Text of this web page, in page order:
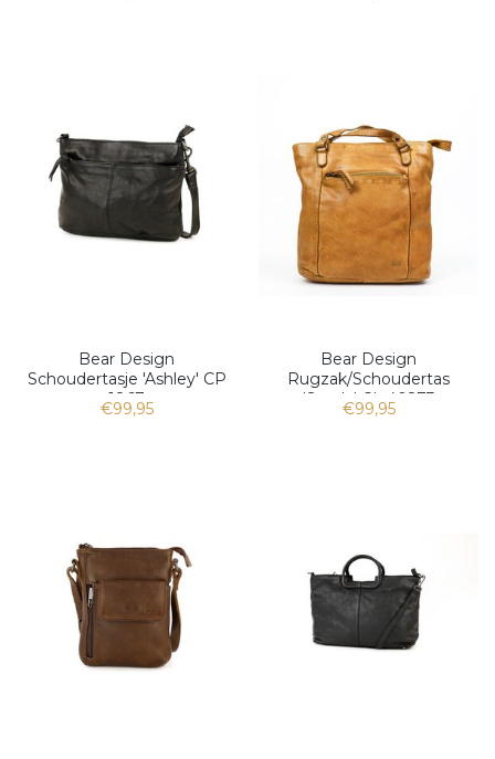
Bear Design
Schoudertasje 'Ashley' CP
1867
€99,95
Bear Design
Rugzak/Schoudertas
'Sandy' CL 40273
€99,95